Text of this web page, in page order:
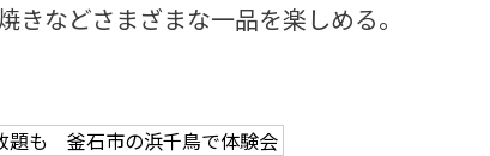
などさまざまな一品を楽しめる。
題も 釜石市の浜千鳥で体験会